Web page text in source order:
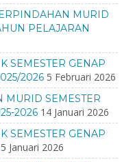
MURID
PELAJARAN
SEMESTER GENAP
2026 5 Februari 2026
MURID SEMESTER
2026 14 Januari 2026
SEMESTER GENAP
5 Januari 2026